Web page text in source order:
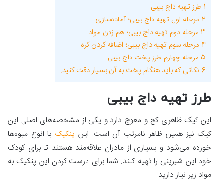
1 طرز تهیه داج بیبی
2 مرحله اول تهیه داج بیبی؛ آماده‌سازی
3 مرحله دوم تهیه داج بیبی؛ هم زدن مواد
4 مرحله سوم تهیه داج بیبی؛ اضافه کردن کره
5 مرحله چهارم طرز پخت داج بیبی
6 نکاتی که باید هنگام پخت به آن بسیار دقت کنید.
طرز تهیه داج بیبی
این کیک ظاهری کج و معوج دارد و یکی از مشخصه‌های اصلی این
کیک نیز همین ظاهر نامرتب آن است. این پنکیک با انوع میوه‌ها
خورده می‌شود و بسیاری از مادران علاقه‌مند هستند تا برای کودک
خود این شیرینی را تهیه کنند. شما برای درست کردن این پنکیک به
مواد زیر نیاز دارید.